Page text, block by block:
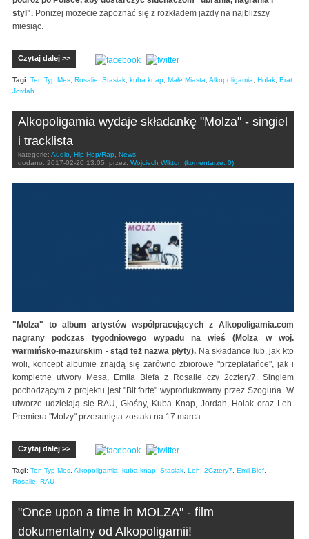
styl". Poniżej możecie zapoznać się z rozkładem jazdy na najbliższy
miesiąc.
Czytaj dalej >>
Tagi: Ten Typ Mes Rosalie Stasiak kuba knap Małe Miasta Alkopoligamia Holak Brat
Jordah
Alkopoligamia wydaje składankę "Molza" - singiel
i tracklista
kategorie: Audio Hip-Hop/Rap
News
dodano: 2017-02-20 13:05 przez: Wojciech Wiktor (komentarze: 0)
"Molza" to album artystów współpracujących z Alkopoligamia.com
nagrany podczas tygodniowego wypadu na wieś (Molza w woj.
warmińsko-mazurskim - stąd też nazwa płyty).Na składance lub, jak kto
woli, koncept albumie znajdą się zarówno zbiorowe "przeplatańce", jak i
kompletne utwory Mesa, Emila Blefa z Rosalie czy 2cztery7. Singlem
pochodzącym z projektu jest "Bit forte" wyprodukowany przez Szoguna. W
utworze udzielają się RAU, Głośny, Kuba Knap, Jordah, Holak oraz Leh.
Premiera "Molzy" przesunięta została na 17 marca.
Czytaj dalej >>
Tagi: Ten Typ Mes Alkopoligamia kuba knap Stasiak Leh 2Cztery7 Emil Blef
Rosalie
RAU
"Once upon a time in MOLZA" - film
dokumentalny od Alkopoligamii!